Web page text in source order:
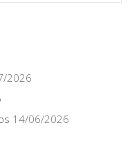
2026
14/06/2026